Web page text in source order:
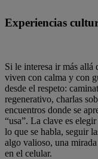
Experiencias
Si le interesa ir más allá
viven con calma y con
desde el respeto:
regenerativo, charlas
encuentros donde se
“usa”. La clave es
lo que se habla, seguir
algo valioso, una
en el celular.